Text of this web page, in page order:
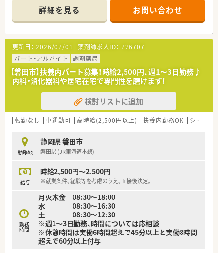
繁忙期には100枚ほどになることがあります。
■投薬カウンターは2台設置されており、座り投薬を通じて患者
様と同じ目線で服薬指導を行える環境です。
【法人特徴について】
■磐田市内にて調剤薬局を展開しており、マンツーマン形態で地
域の患者様と深い信頼関係を築いている法人です。
■代表自身も現役の薬剤師として現場に立っているため、従業員
と同じ目線で日々の業務を共有できる環境です。
■年功序列ではなく実力や結果を正当に評価する方針があり、頑
張り次第でしっかりと収入に反映される社風です。
【職場環境と雰囲気】
■患者様を第一に考えるという一貫したスタイルを重んじてお
■ボランティア活動への募金箱設置など社会貢献にも積極的で、
温かみのあるアットホームな雰囲気が魅力です。
■同僚との積極的なコミュニケーションが推奨されており、お互
詳細を見る お問い合わせ
更新日： 2026/07/01 薬剤師求人ID： 726707
パート・アルバイト
調剤薬局
【磐田市】扶養内パート募集！時給2,500円、週1～3日勤務♪
内科・消化器科や居宅在宅で専門性を磨けます！
検討リストに追加
転勤なし 車通勤可 高時給(2,500円以上) 扶養内勤務OK シフト制
勤務地
静岡県 磐田市
磐田駅 (JR東海道本線)
給与
時給2,500円～2,500円
※就業条件、経験等を考慮のうえ、面接後決定。
勤務
時間
月火木金 08:30～18:00
水 08:30～16:30
土 08:30～12:30
※週1～3日勤務、時間については応相談
※休憩時間は実働6時間超えで45分以上と実働8時間
超えで60分以上付与